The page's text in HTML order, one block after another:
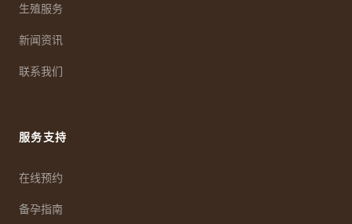
生殖服务
新闻资讯
联系我们
服务支持
在线预约
备孕指南